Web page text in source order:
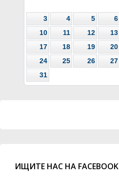
3
4 5 6
10
11 12 13
17
18 19 20
24
25 26 27
31
ИЩИТЕ НАС НА FACEBOOK